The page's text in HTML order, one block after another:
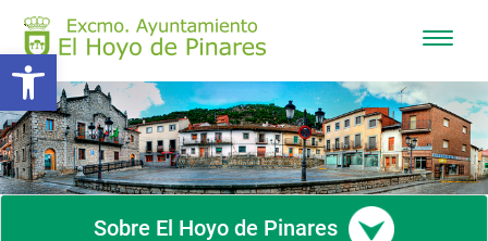
Abrir barra de herramientas
Ocultar
Sobre El Hoyo de Pinares